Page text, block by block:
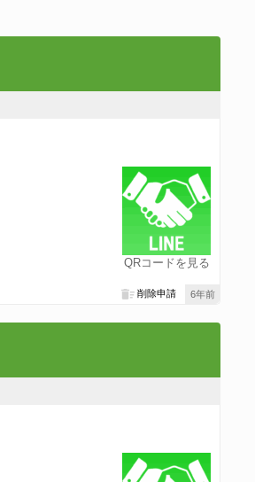
QRコードを見る
6年前
削除申請